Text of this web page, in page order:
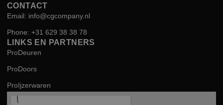
CONTACT
Email: info@cgcompany.nl
Phone: +31 629 38 38 78
LINKS EN PARTNERS
ProDeuren
ProDoors
ProIjzerwaren